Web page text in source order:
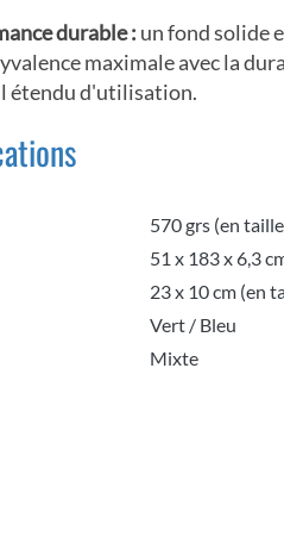
durable : un fond solide
maximale avec la
étendu d'utilisation.
570 grs (en
51 x 183 x 6,3
23 x 10 cm (en
Vert / Bleu
Mixte